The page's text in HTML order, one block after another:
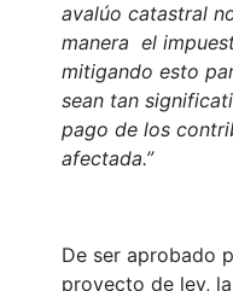
avalúo catastral
manera el
mitigando esto
sean tan
pago de los
afectada.”
De ser aprobado
proyecto de ley,